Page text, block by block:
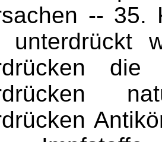
-- 35.
unterdrückt